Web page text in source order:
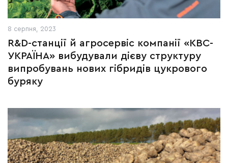
8 серпня, 2023
R&D-станції й агросервіс компанії «КВС-
УКРАЇНА» вибудували дієву структуру
випробувань нових гібридів цукрового
буряку